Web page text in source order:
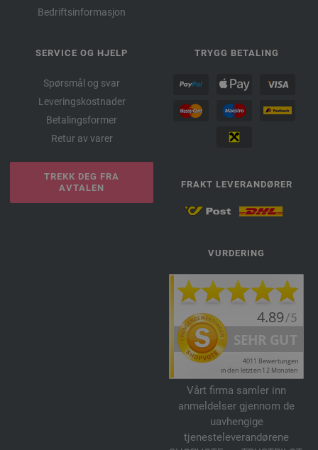
Bedriftsinformasjon
SERVICE OG HJELP
Spørsmål og svar
Leveringskostnader
Betalingsformer
Retur av varer
TREKK DEG FRA
AVTALEN
TRYGG BETALING
FRAKT LEVERANDØRER
VURDERING
Vårt firma samler inn
anmeldelser gjennom de
uavhengige
tjenesteleverandørene